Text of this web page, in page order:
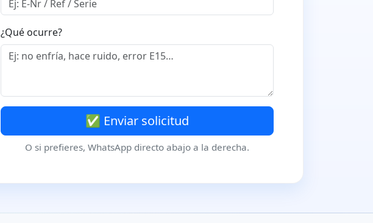
¿Qué ocurre?
✅ Enviar solicitud
O si prefieres, WhatsApp directo abajo a la derecha.